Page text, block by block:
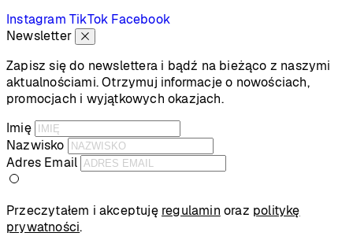
Instagram TikTok Facebook
Newsletter
Zapisz się do newslettera i bądź na bieżąco z naszymi
aktualnościami. Otrzymuj informacje o nowościach,
promocjach i wyjątkowych okazjach.
Imię
Nazwisko
Adres Email
Przeczytałem i akceptuję regulamin oraz politykę
prywatności.